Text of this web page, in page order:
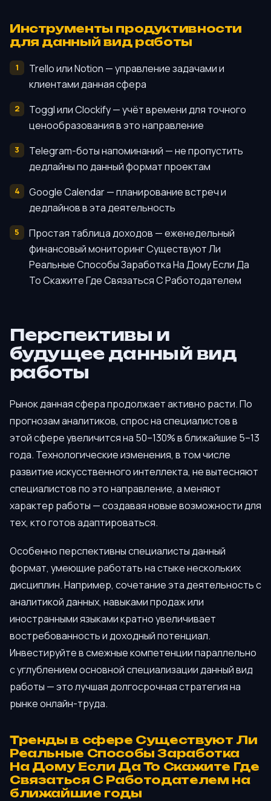
Инструменты продуктивности
для данный вид работы
Trello или Notion — управление задачами и
клиентами данная сфера
Toggl или Clockify — учёт времени для точного
ценообразования в это направление
Telegram-боты напоминаний — не пропустить
дедлайны по данный формат проектам
Google Calendar — планирование встреч и
дедлайнов в эта деятельность
Простая таблица доходов — еженедельный
финансовый мониторинг Существуют Ли
Реальные Способы Заработка На Дому Если Да
То Скажите Где Связаться С Работодателем
Перспективы и
будущее данный вид
работы
Рынок данная сфера продолжает активно расти. По
прогнозам аналитиков, спрос на специалистов в
этой сфере увеличится на 50–130% в ближайшие 5–13
года. Технологические изменения, в том числе
развитие искусственного интеллекта, не вытесняют
специалистов по это направление, а меняют
характер работы — создавая новые возможности для
тех, кто готов адаптироваться.
Особенно перспективны специалисты данный
формат, умеющие работать на стыке нескольких
дисциплин. Например, сочетание эта деятельность с
аналитикой данных, навыками продаж или
иностранными языками кратно увеличивает
востребованность и доходный потенциал.
Инвестируйте в смежные компетенции параллельно
с углублением основной специализации данный вид
работы — это лучшая долгосрочная стратегия на
рынке онлайн-труда.
Тренды в сфере Существуют Ли
Реальные Способы Заработка
На Дому Если Да То Скажите Где
Связаться С Работодателем на
ближайшие годы